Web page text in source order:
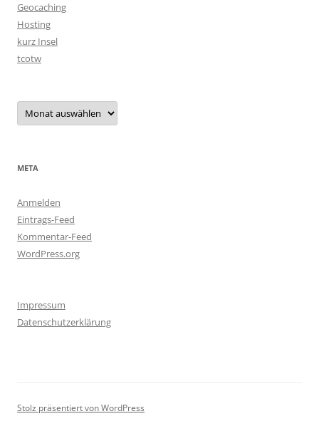
Geocaching
Hosting
kurz Insel
tcotw
Archiv
META
Anmelden
Eintrags-Feed
Kommentar-Feed
WordPress.org
Impressum
Datenschutzerklärung
Stolz präsentiert von WordPress